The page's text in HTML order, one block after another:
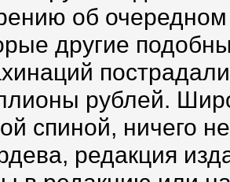
об
другие
рублей.
спиной, ничего
редакция